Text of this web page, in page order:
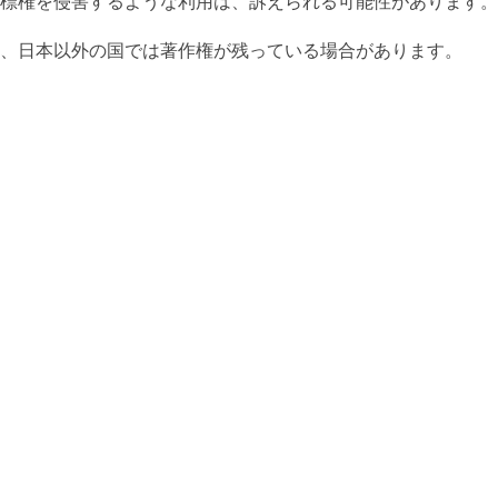
日本以外の国では著作権が残っている場合があります。